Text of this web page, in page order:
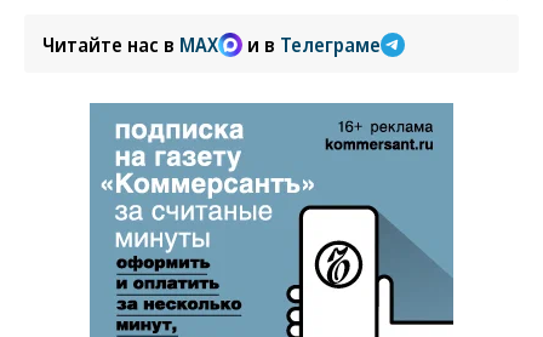
Читайте нас в MAX и в Телеграме